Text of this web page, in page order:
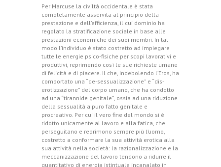
Per Marcuse la civiltà occidentale è stata
completamente asservita al principio della
prestazione e dell’efficienza, il cui dominio ha
regolato la stratificazione sociale in base alle
prestazioni economiche dei suoi membri. In tal
modo l’individuo è stato costretto ad impiegare
tutte le energie psico-fisiche per scopi lavorativi e
produttivi, reprimendo così le sue richieste umane
di felicità e di piacere. Il che, indebolendo l’Eros, ha
comportato una “de-sessualizzazione” e “dis-
erotizzazione” del corpo umano, che ha condotto
ad una “tirannide genitale”, ossia ad una riduzione
della sessualità a puro fatto genitale e
procreativo. Per cui il vero fine del mondo si è
ridotto unicamente al lavoro e alla fatica, che
perseguitano e reprimono sempre più l’uomo,
costretto a conformare la sua attività erotica alla
sua attività nella società: la razionalizzazione e la
meccanizzazione del lavoro tendono a ridurre il
quantitativo di energia istintuale incanalato in